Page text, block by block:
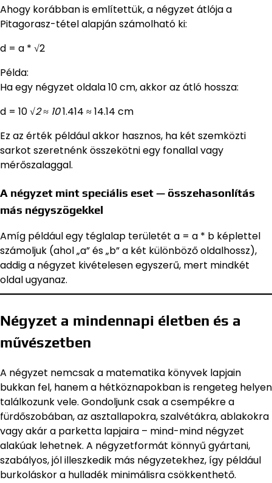
Ahogy korábban is említettük, a négyzet átlója a
Pitagorasz-tétel alapján számolható ki:
d = a * √2
Példa:
Ha egy négyzet oldala 10 cm, akkor az átló hossza:
d = 10√2 ≈ 101.414 ≈ 14.14 cm
Ez az érték például akkor hasznos, ha két szemközti
sarkot szeretnénk összekötni egy fonallal vagy
mérőszalaggal.
A négyzet mint speciális eset — összehasonlítás
más négyszögekkel
Amíg például egy téglalap területét a = a * b képlettel
számoljuk (ahol „a” és „b” a két különböző oldalhossz),
addig a négyzet kivételesen egyszerű, mert mindkét
oldal ugyanaz.
Négyzet a mindennapi életben és a
művészetben
A négyzet nemcsak a matematika könyvek lapjain
bukkan fel, hanem a hétköznapokban is rengeteg helyen
találkozunk vele. Gondoljunk csak a csempékre a
fürdőszobában, az asztallapokra, szalvétákra, ablakokra
vagy akár a parketta lapjaira – mind-mind négyzet
alakúak lehetnek. A négyzetformát könnyű gyártani,
szabályos, jól illeszkedik más négyzetekhez, így például
burkoláskor a hulladék minimálisra csökkenthető.